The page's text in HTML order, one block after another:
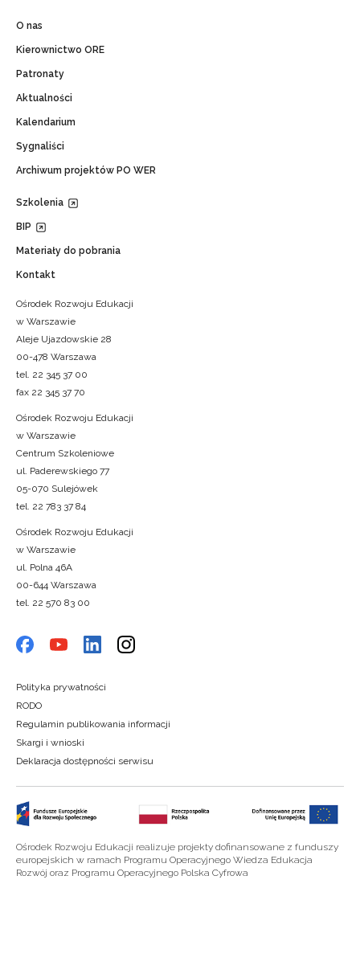
O nas
Kierownictwo ORE
Patronaty
Aktualności
Kalendarium
Sygnaliści
Archiwum projektów PO WER
Szkolenia
BIP
Materiały do pobrania
Kontakt
Ośrodek Rozwoju Edukacji
w Warszawie
Aleje Ujazdowskie 28
00-478 Warszawa
tel. 22 345 37 00
fax 22 345 37 70
Ośrodek Rozwoju Edukacji
w Warszawie
Centrum Szkoleniowe
ul. Paderewskiego 77
05-070 Sulejówek
tel. 22 783 37 84
Ośrodek Rozwoju Edukacji
w Warszawie
ul. Polna 46A
00-644 Warszawa
tel. 22 570 83 00
Polityka prywatności
RODO
Regulamin publikowania informacji
Skargi i wnioski
Deklaracja dostępności serwisu
Ośrodek Rozwoju Edukacji realizuje projekty dofinansowane z funduszy
europejskich w ramach Programu Operacyjnego Wiedza Edukacja
Rozwój oraz Programu Operacyjnego Polska Cyfrowa